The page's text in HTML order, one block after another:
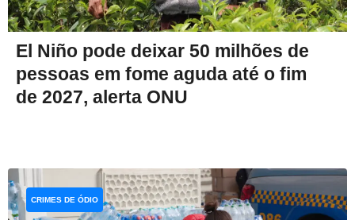
El Niño pode deixar 50 milhões de
pessoas em fome aguda até o fim
de 2027, alerta ONU
CRIMES DE ÓDIO